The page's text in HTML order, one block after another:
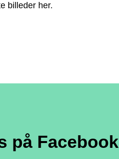
billeder her.
på Facebook